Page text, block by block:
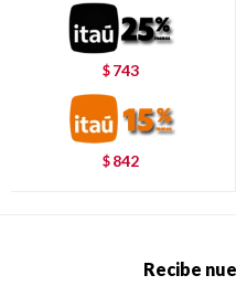
$ 743
$ 842
Recibe